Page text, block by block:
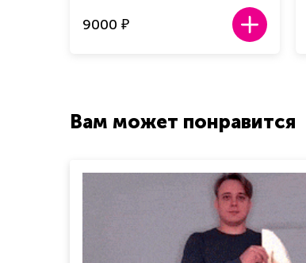
9000 ₽
Вам может понравится